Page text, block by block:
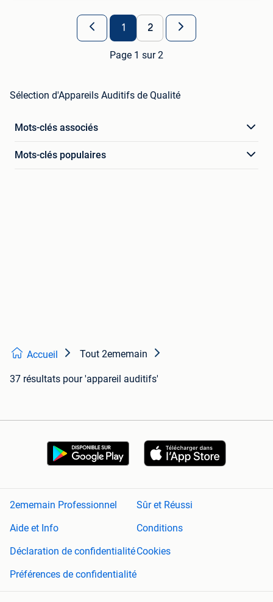
1 2
Page 1 sur 2
Sélection d'Appareils Auditifs de Qualité
Mots-clés associés
Mots-clés populaires
Accueil Tout 2ememain
37 résultats pour 'appareil auditifs'
2ememain Professionnel
Sûr et Réussi
Aide et Info
Conditions
Déclaration de confidentialitéCookies
Préférences de confidentialité